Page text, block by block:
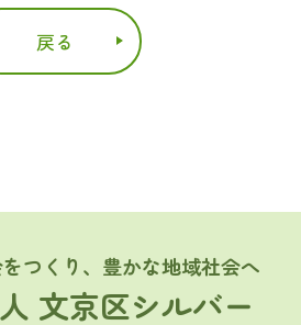
戻る
つくり、豊かな地域社会へ
文京区シルバー